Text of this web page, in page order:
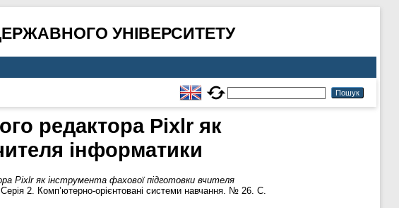
УНІВЕРСИТЕТУ
редактора Pixlr як
інформатики
Pixlr як інструмента фахової підготовки вчителя
2. Комп’ютерно-орієнтовані системи навчання. № 26. С.